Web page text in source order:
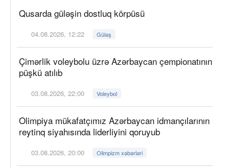
Qusarda güləşin dostluq körpüsü
04.08.2026, 12:22 Güləş
Çimərlik voleybolu üzrə Azərbaycan çempionatının
püşkü atılıb
03.08.2026, 22:00 Voleybol
Olimpiya mükafatçımız Azərbaycan idmançılarının
reytinq siyahısında liderliyini qoruyub
03.08.2026, 20:00 Olimpizm xəbərləri